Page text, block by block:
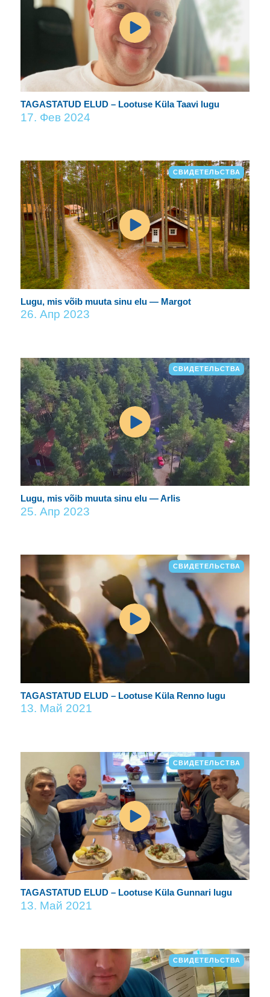
TAGASTATUD ELUD – Lootuse Küla Taavi lugu
17. Фев 2024
СВИДЕТЕЛЬСТВА
Lugu, mis võib muuta sinu elu — Margot
26. Апр 2023
СВИДЕТЕЛЬСТВА
Lugu, mis võib muuta sinu elu — Arlis
25. Апр 2023
СВИДЕТЕЛЬСТВА
TAGASTATUD ELUD – Lootuse Küla Renno lugu
13. Май 2021
СВИДЕТЕЛЬСТВА
TAGASTATUD ELUD – Lootuse Küla Gunnari lugu
13. Май 2021
СВИДЕТЕЛЬСТВА